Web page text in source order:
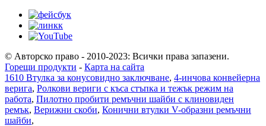
© Авторско право - 2010-2023: Всички права запазени.
Горещи продукти - Карта на сайта
1610 Втулка за конусовидно заключване, 4-инчова конвейерна
верига, Ролкови вериги с къса стъпка и тежък режим на
работа, Пилотно пробити ремъчни шайби с клиновиден
ремък, Верижни скоби, Конични втулки V-образни ремъчни
шайби,